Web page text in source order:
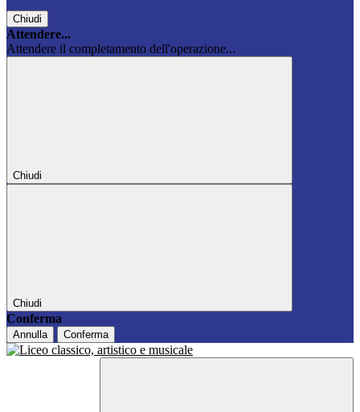
Chiudi
Attendere...
Attendere il completamento dell'operazione...
Chiudi
Chiudi
Conferma
Annulla Conferma